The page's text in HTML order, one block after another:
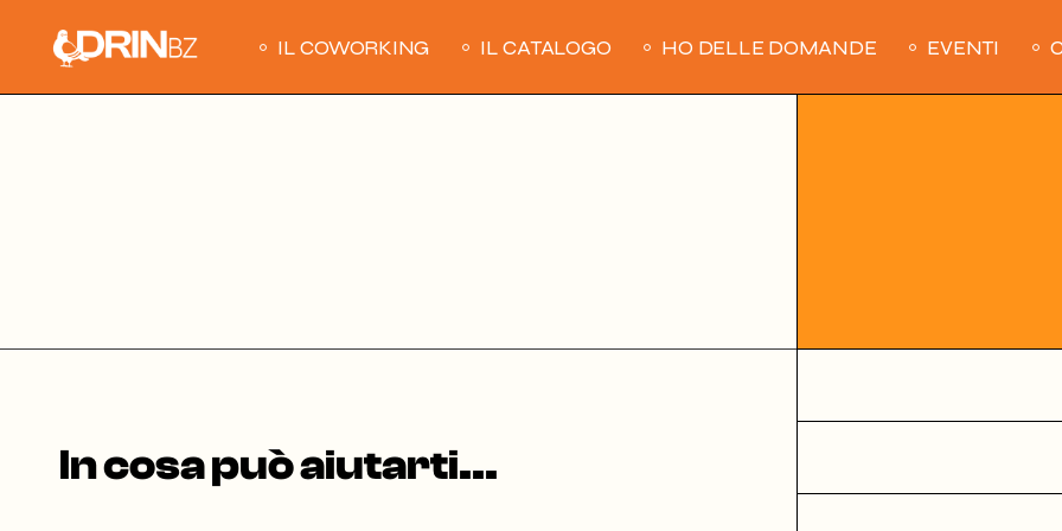
content
IL COWORKING IL CATALOGO HO DELLE DOMANDE EVENTI
In cosa può aiutarti...